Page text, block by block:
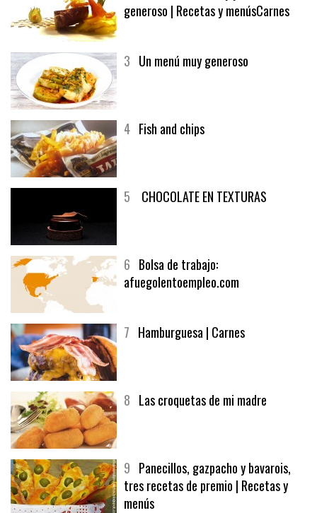
generoso | Recetas y menúsCarnes
3 Un menú muy generoso
4 Fish and chips
5 CHOCOLATE EN TEXTURAS
6 Bolsa de trabajo:
afuegolentoempleo.com
7 Hamburguesa | Carnes
8 Las croquetas de mi madre
9 Panecillos, gazpacho y bavarois,
tres recetas de premio | Recetas y
menús